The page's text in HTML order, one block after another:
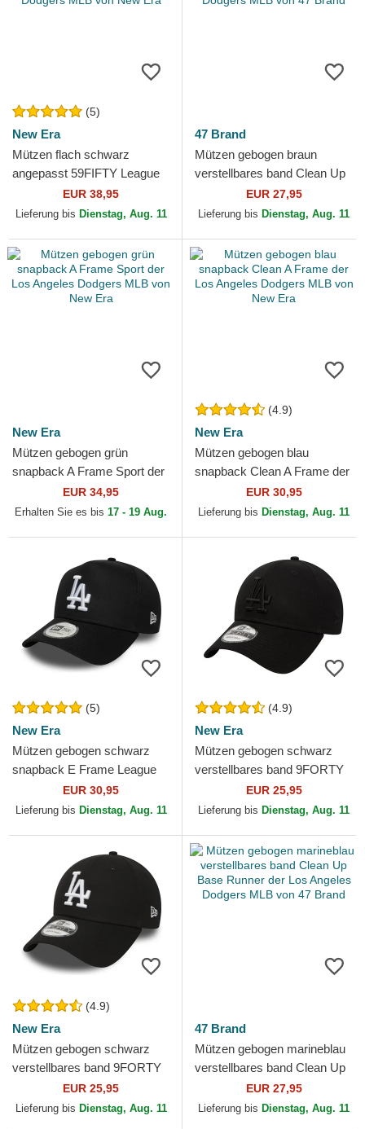
(5)
New Era
Mützen flach schwarz
angepasst 59FIFTY League
Essential der Los Angeles
Dodgers MLB von New Era
EUR 38,95
Lieferung bis Dienstag, Aug. 11
47 Brand
Mützen gebogen braun
verstellbares band Clean Up
No Loop Label der Los
Angeles Dodgers MLB von
EUR 27,95
Lieferung bis Dienstag, Aug. 11
New Era
Mützen gebogen grün
snapback A Frame Sport der
Los Angeles Dodgers MLB
von New Era
EUR 34,95
Erhalten Sie es bis 17 - 19 Aug.
(4.9)
New Era
Mützen gebogen blau
snapback Clean A Frame der
Los Angeles Dodgers MLB
von New Era
EUR 30,95
Lieferung bis Dienstag, Aug. 11
(5)
New Era
Mützen gebogen schwarz
snapback E Frame League
Essential der Los Angeles
Dodgers MLB von New Era
EUR 30,95
Lieferung bis Dienstag, Aug. 11
(4.9)
New Era
Mützen gebogen schwarz
verstellbares band 9FORTY
League Essential der Los
Angeles Dodgers MLB von...
EUR 25,95
Lieferung bis Dienstag, Aug. 11
(4.9)
New Era
Mützen gebogen schwarz
verstellbares band 9FORTY
Essential der Los Angeles
Dodgers MLB von New Era
EUR 25,95
Lieferung bis Dienstag, Aug. 11
47 Brand
Mützen gebogen marineblau
verstellbares band Clean Up
Base Runner der Los
Angeles Dodgers MLB von...
EUR 27,95
Lieferung bis Dienstag, Aug. 11